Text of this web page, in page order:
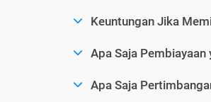
Keuntungan Jika
Apa Saja
Apa Saja